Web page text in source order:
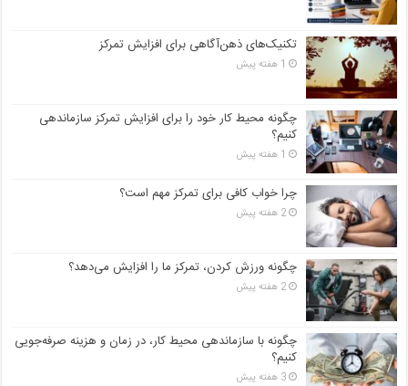
تکنیک‌های ذهن‌آگاهی برای افزایش تمرکز
1 هفته پیش
چگونه محیط کار خود را برای افزایش تمرکز سازماندهی
کنیم؟
1 هفته پیش
چرا خواب کافی برای تمرکز مهم است؟
2 هفته پیش
چگونه ورزش کردن، تمرکز ما را افزایش می‌دهد؟
2 هفته پیش
چگونه با سازماندهی محیط کار، در زمان و هزینه صرفه‌جویی
کنیم؟
3 هفته پیش